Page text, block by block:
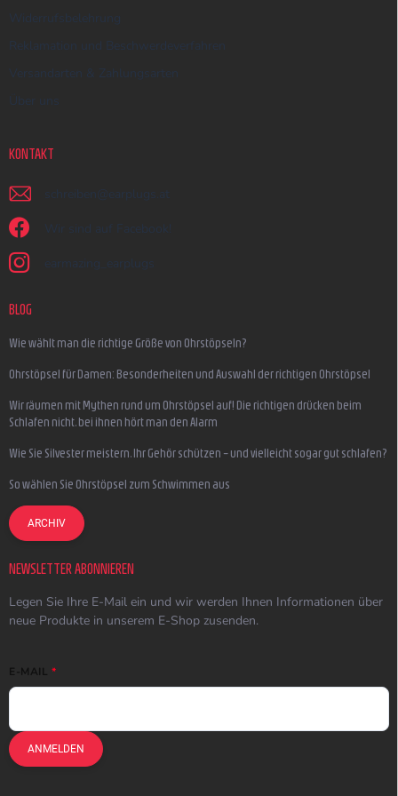
Widerrufsbelehrung
Reklamation und Beschwerdeverfahren
Versandarten & Zahlungsarten
Über uns
KONTAKT
schreiben @ earplugs.at
Wir sind auf Facebook!
earmazing_earplugs
BLOG
Wie wählt man die richtige Größe von Ohrstöpseln?
Ohrstöpsel für Damen: Besonderheiten und Auswahl der richtigen Ohrstöpsel
Wir räumen mit Mythen rund um Ohrstöpsel auf! Die richtigen drücken beim
Schlafen nicht, bei ihnen hört man den Alarm
Wie Sie Silvester meistern, Ihr Gehör schützen – und vielleicht sogar gut schlafen?
So wählen Sie Ohrstöpsel zum Schwimmen aus
ARCHIV
NEWSLETTER ABONNIEREN
Legen Sie Ihre E-Mail ein und wir werden Ihnen Informationen über
neue Produkte in unserem E-Shop zusenden.
E-MAIL
ANMELDEN